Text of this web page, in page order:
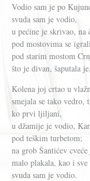
Vodio sam je po
svuda sam je vodio,
u pećine je skrivao, na
pod mostovima se
pod starim mostom
što je divan, šaputala
Kolena joj crtao u
smejala se tako vedro,
ko prvi ljiljani,
u džamije je vodio,
pod teškim turbetom;
na grob Šantićev cveće
malo plakala, kao i sve
svuda sam je vodio.